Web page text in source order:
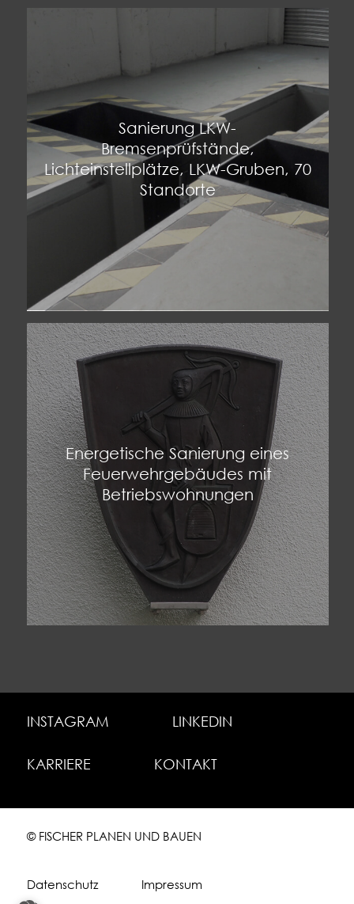
Sanierung LKW-
Bremsenprüfstände,
Lichteinstellplätze, LKW-Gruben, 70
Standorte
Energetische Sanierung eines
Feuerwehrgebäudes mit
Betriebswohnungen
INSTAGRAM LINKEDIN
KARRIERE KONTAKT
© FISCHER PLANEN UND BAUEN
Datenschutz Impressum